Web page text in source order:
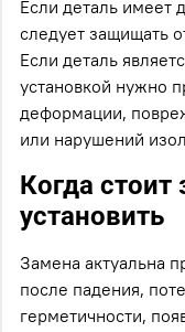
Если деталь имеет
следует защищать
Если деталь
установкой нужно
деформации,
или нарушений
Когда стоит
установить
Замена актуальна
после падения,
герметичности,